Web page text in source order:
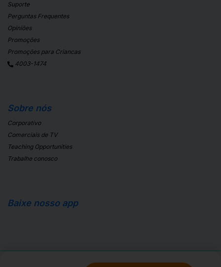
Suporte
Perguntas Frequentes
Opiniões
Promoções
Promoções para Criancas
4003-1474
Sobre nós
Corporativo
Comerciais de TV
Teaching Opportunities
Trabalhe conosco
Baixe nosso app